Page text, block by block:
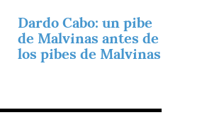
Dardo Cabo: un pibe
de Malvinas antes de
los pibes de Malvinas